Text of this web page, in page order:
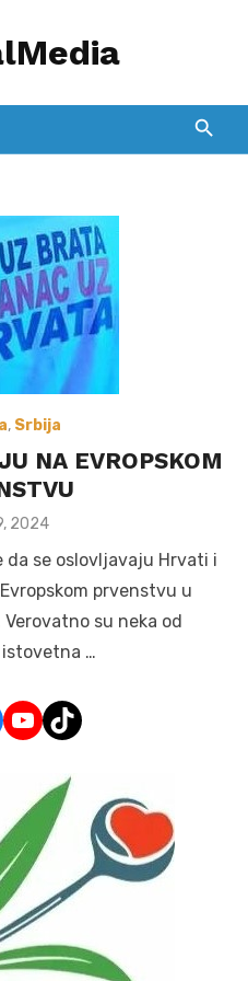
, Srbija
NA EVROPSKOM
2024
da se oslovljavaju Hrvati i
prvenstvu u
su neka od
…
YouTube
TikTok